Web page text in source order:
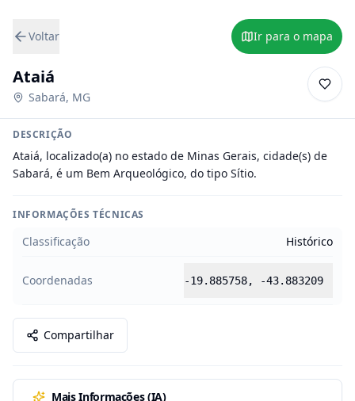
Voltar Ir para o mapa
Ataiá
Sabará, MG
DESCRIÇÃO
Ataiá, localizado(a) no estado de Minas Gerais, cidade(s) de
Sabará, é um Bem Arqueológico, do tipo Sítio.
INFORMAÇÕES TÉCNICAS
Classificação Histórico
Coordenadas -19.885758, -43.883209
Compartilhar
Mais Informações (IA)